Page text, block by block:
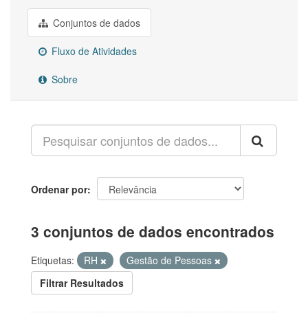
Conjuntos de dados
Fluxo de Atividades
Sobre
Ordenar por
3 conjuntos de dados encontrados
Etiquetas: RH
Gestão de Pessoas
Filtrar Resultados